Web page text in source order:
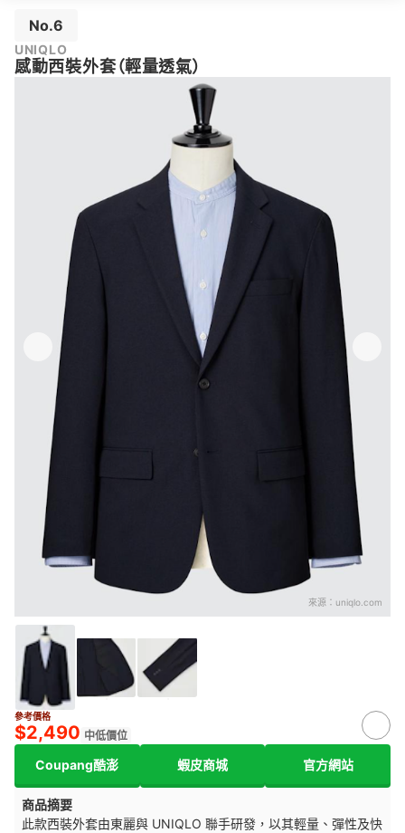
No.6
UNIQLO
感動西裝外套（輕量透氣）
來源： uniqlo.com
參考價格
$2,490 中低價位
Coupang酷澎 蝦皮商城 官方網站
商品摘要
此款西裝外套由東麗與 UNIQLO 聯手研發，以其輕量、彈性及快